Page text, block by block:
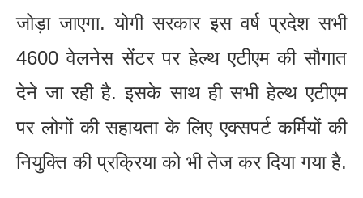
जोड़ा जाएगा. योगी सरकार इस वर्ष प्रदेश सभी
4600 वेलनेस सेंटर पर हेल्थ एटीएम की सौगात
देने जा रही है. इसके साथ ही सभी हेल्थ एटीएम
पर लोगों की सहायता के लिए एक्सपर्ट कर्मियों की
नियुक्ति की प्रक्रिया को भी तेज कर दिया गया है.